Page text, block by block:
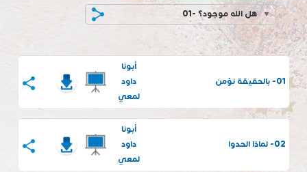
01- هل الله موجود؟
01- بالحقيقة نؤمن
أبونا
داود
لمعي
أبونا
داود
لمعي